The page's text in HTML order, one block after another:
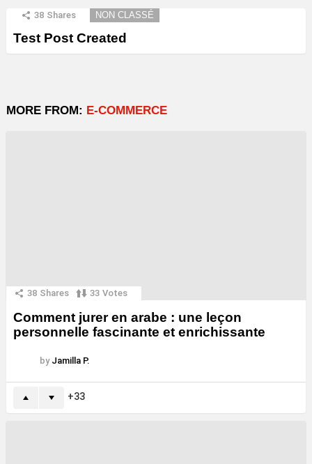
38 Shares NON CLASSÉ
Test Post Created
MORE FROM: E-COMMERCE
38 Shares 33 Votes
Comment jurer en arabe : une leçon
personnelle fascinante et enrichissante
by Jamilla P.
33